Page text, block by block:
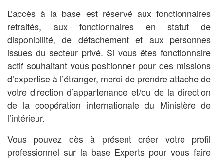
L’accès à la base est réservé́ aux fonctionnaires
retraités, aux fonctionnaires en statut de
disponibilité́, de détachement et aux personnes
issues du secteur privé. Si vous êtes fonctionnaire
actif souhaitant vous positionner pour des missions
d’expertise à l’étranger, merci de prendre attache de
votre direction d’appartenance et/ou de la direction
de la coopération internationale du Ministère de
l’intérieur.
Vous pouvez dès à présent créer votre profil
professionnel sur la base Experts pour vous faire